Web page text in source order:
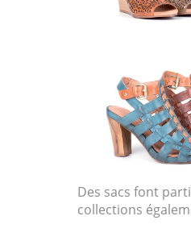
Des sacs font
collections